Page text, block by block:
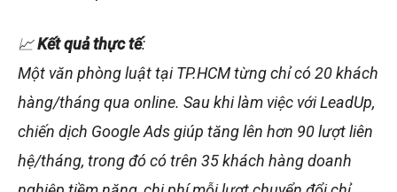
📈Kết quả thực tế:
Một văn phòng luật tại TP.HCM từng chỉ có 20 khách
hàng/tháng qua online. Sau khi làm việc với LeadUp,
chiến dịch Google Ads giúp tăng lên hơn 90 lượt liên
hệ/tháng, trong đó có trên 35 khách hàng doanh